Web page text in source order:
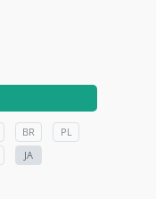
BR
PL
JA